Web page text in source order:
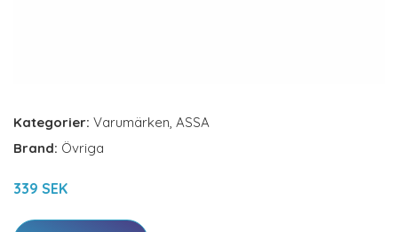
Kategorier: Varumärken, ASSA
Brand: Övriga
339 SEK